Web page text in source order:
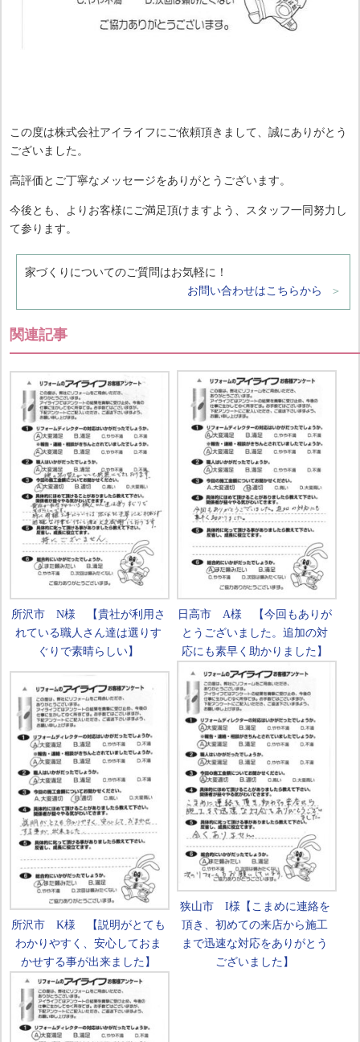
この度は株式会社アイライフにご依頼頂きまして、誠にありがとう
ございました。
高評価とご丁寧なメッセージをありがとうございます。
今後とも、よりお客様にご満足頂けますよう、スタッフ一同努力し
て参ります。
家づくりについてのご質問はお気軽に！
お問い合わせはこちらから
関連記事
所沢市 N様 【貴社が利用さ
れている職人さん達は選りす
ぐりで素晴らしい】
日高市 A様 【今回もありが
とうございました。追加の対
応にも素早く助かりました】
所沢市 K様 【説明がとても
わかりやすく、安心しておま
かせする事が出来ました】
狭山市 I様【こまめに連絡を
頂き、初めての来店から施工
まで迅速な対応をありがとう
ございました】